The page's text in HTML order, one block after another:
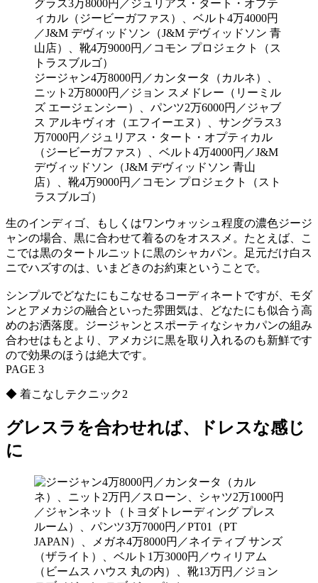
ジージャン4万8000円／カンタータ（カルネ）、
ニット2万8000円／ジョン スメドレー（リーミル
ズ エージェンシー）、パンツ2万6000円／ジャブ
ス アルキヴィオ（エフイーエヌ）、サングラス3
万7000円／ジュリアス・タート・オプティカル
（ジービーガファス）、ベルト4万4000円／J&M
デヴィッドソン（J&M デヴィッドソン 青山
店）、靴4万9000円／コモン プロジェクト（スト
ラスブルゴ）
生のインディゴ、もしくはワンウォッシュ程度の濃色ジージ
ャンの場合、黒に合わせて着るのをオススメ。たとえば、こ
こでは黒のタートルニットに黒のシャカパン。足元だけ白ス
ニでハズすのは、いまどきのお約束ということで。
シンプルでどなたにもこなせるコーディネートですが、モダ
ンとアメカジの融合といった雰囲気は、どなたにも似合う高
めのお洒落度。ジージャンとスポーティなシャカパンの組み
合わせはもとより、アメカジに黒を取り入れるのも新鮮です
ので効果のほうは絶大です。
PAGE 3
◆ 着こなしテクニック2
グレスラを合わせれば、ドレスな感じ
に